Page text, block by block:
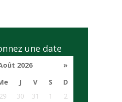
une date
2026
»
J V S
D
29 30 31 1
2